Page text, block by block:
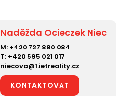
Naděžda Ocieczek Niec
M: +420 727 880 084
T: +420 595 021 017
niecova@1.ietreality.cz
KONTAKTOVAT